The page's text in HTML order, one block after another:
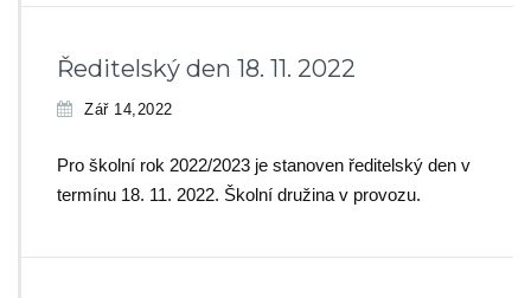
Ředitelský den 18. 11. 2022
Zář 14,2022
Pro školní rok 2022/2023 je stanoven ředitelský den v
termínu 18. 11. 2022. Školní družina v provozu.